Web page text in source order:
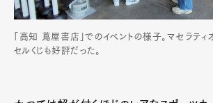
「高知 蔦屋書店」でのイベントの様子。マセラティ
セルくじも好評だった。